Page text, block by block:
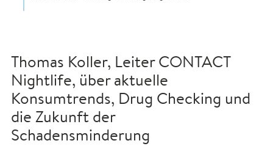
Thomas Koller, Leiter CONTACT
Nightlife, über aktuelle
Konsumtrends, Drug Checking und
die Zukunft der
Schadensminderung